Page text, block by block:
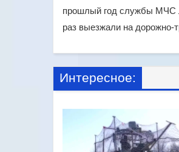
прошлый год службы МЧС
раз выезжали на дорожно-
Интересное: